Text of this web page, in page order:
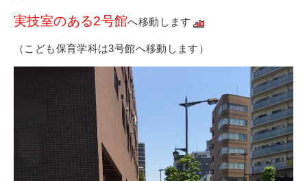
実技室のある2号館へ移動します
（こども保育学科は3号館へ移動します）